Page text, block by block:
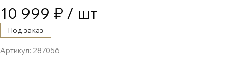
10 999 ₽ / шт
Под заказ
Артикул: 287056